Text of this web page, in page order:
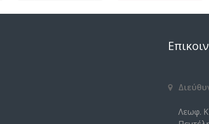
Λεωφ.